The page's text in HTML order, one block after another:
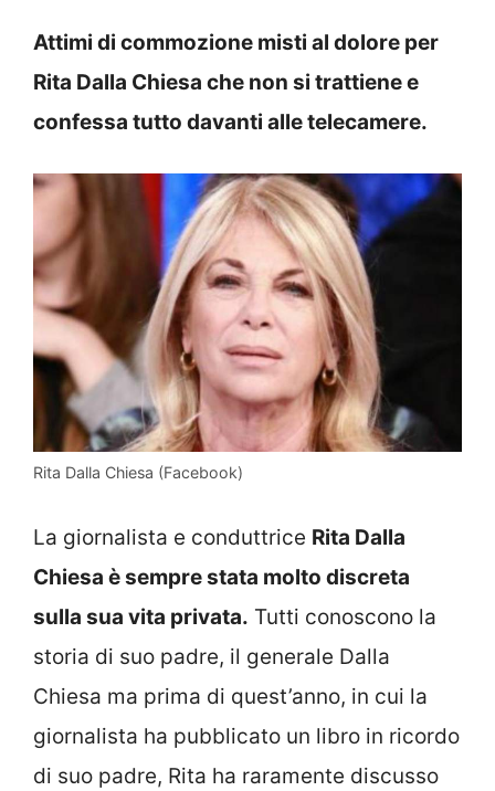
Attimi di commozione misti al dolore per
Rita Dalla Chiesa che non si trattiene e
confessa tutto davanti alle telecamere.
Rita Dalla Chiesa (Facebook)
La giornalista e conduttrice Rita Dalla
Chiesa è sempre stata molto discreta
sulla sua vita privata. Tutti conoscono la
storia di suo padre, il generale Dalla
Chiesa ma prima di quest’anno, in cui la
giornalista ha pubblicato un libro in ricordo
di suo padre, Rita ha raramente discusso